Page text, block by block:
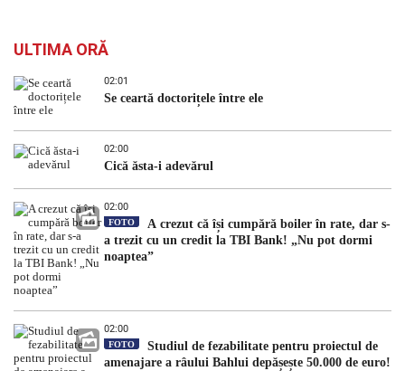
ULTIMA ORĂ
02:01
Se ceartă doctorițele între ele
02:00
Cică ăsta-i adevărul
02:00
FOTO
A crezut că își cumpără boiler în rate, dar s-
a trezit cu un credit la TBI Bank! „Nu pot dormi
noaptea”
02:00
FOTO
Studiul de fezabilitate pentru proiectul de
amenajare a râului Bahlui depășește 50.000 de euro!